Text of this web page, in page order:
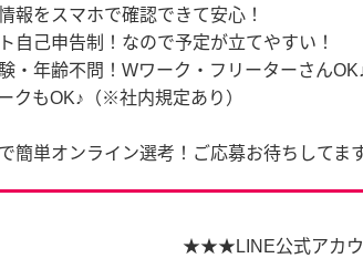
報をスマホで確認できて安心！
自己申告制！なので予定が立てやすい！
・年齢不問！Wワーク・フリーターさん
クもOK♪（※社内規定あり）
簡単オンライン選考！ご応募お待ちしてま
★★★LINE公式アカ